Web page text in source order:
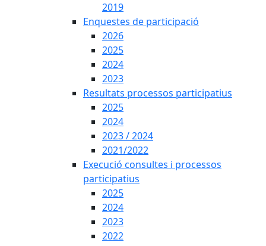
2019
Enquestes de participació
2026
2025
2024
2023
Resultats processos participatius
2025
2024
2023 / 2024
2021/2022
Execució consultes i processos
participatius
2025
2024
2023
2022